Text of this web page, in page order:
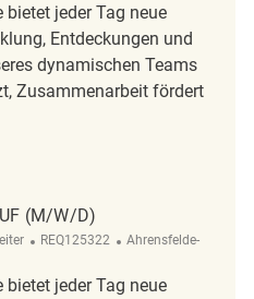
bietet jeder Tag neue
Entdeckungen und
dynamischen Teams
Zusammenarbeit fördert
w/d) REQ132086
(M/W/D)
ReqId
REQ125322 Ort
Ahrensfelde-
bietet jeder Tag neue